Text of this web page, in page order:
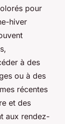
pour
hiver
à des
ou à des
récentes
et des
aux rendez-